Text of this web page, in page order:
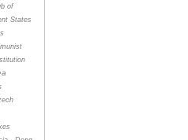
of
States